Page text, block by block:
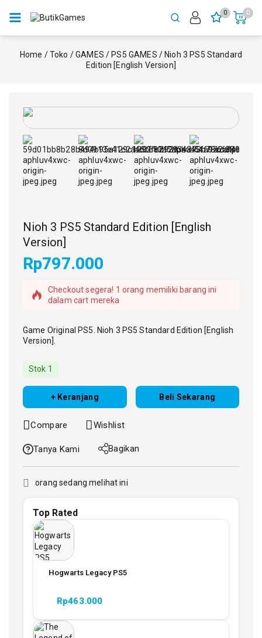
0 0
Home /Toko /GAMES / PS5 GAMES / Nioh 3 PS5 Standard
Edition [English Version]
Top Rated
Hogwarts Legacy PS5
Rp463.000
Nioh 3 PS5 Standard Edition [English
Version]
Rp797.000
8 produk terjual dalam 1 jam terakhir
Game Original PS5. Nioh 3 PS5 Standard Edition [English
Version].
Stok 1
+ Keranjang Beli Sekarang
Compare Wishlist
Tanya Kami Bagikan
orang sedang melihat ini